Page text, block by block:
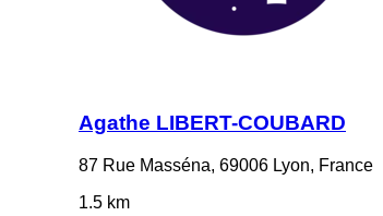
Agathe LIBERT-COUBARD
87 Rue Masséna, 69006 Lyon, France
1.5 km